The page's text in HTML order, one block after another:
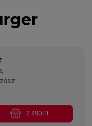
sajt, házi szósz
2 490 Ft